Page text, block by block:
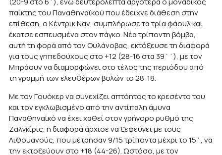
παίκτης του Παναθηναϊκού που έδειχνε διάθεση στην
επίθεση, ο Κέντρικ Ναν, συμπλήρωσε τα τρία φάουλ και
έκατσε εσπευσμένα στον πάγκο. Νέα τρίποντη βόμβα,
αυτή τη φορά από τον Ουλάνοβας, εκτόξευσε τη διαφορά
για τους γηπεδούχους στο +12 (28-16 στα 39΄΄), με τον
Μπράουν να διαμορφώνει στο τέλος της περιόδου από
τη γραμμή των ελευθέρων βολών το 28-18.
Με τον Γουόκερ να συνεχίζει απτόητος το κρεσέντο του
και τον εγκλωβισμένο από την αντίπαλη άμυνα
Παναθηναϊκό να έχει χαθεί στον γρήγορο ρυθμό της
Ζαλγκίρις, η διαφορά άρχισε να ξεφεύγει με τους
Λιθουανούς, που μέτρησαν 9/15 τρίποντα μέχρι το 15΄, να
την εκτοξεύουν στο +18 (44-26). Ωστόσο, με τον